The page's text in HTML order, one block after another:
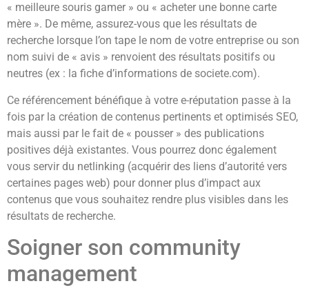
« meilleure souris gamer » ou « acheter une bonne carte
mère ». De même, assurez-vous que les résultats de
recherche lorsque l’on tape le nom de votre entreprise ou son
nom suivi de « avis » renvoient des résultats positifs ou
neutres (ex : la fiche d’informations de societe.com).
Ce référencement bénéfique à votre e-réputation passe à la
fois par la création de contenus pertinents et optimisés SEO,
mais aussi par le fait de « pousser » des publications
positives déjà existantes. Vous pourrez donc également
vous servir du netlinking (acquérir des liens d’autorité vers
certaines pages web) pour donner plus d’impact aux
contenus que vous souhaitez rendre plus visibles dans les
résultats de recherche.
Soigner son community
management